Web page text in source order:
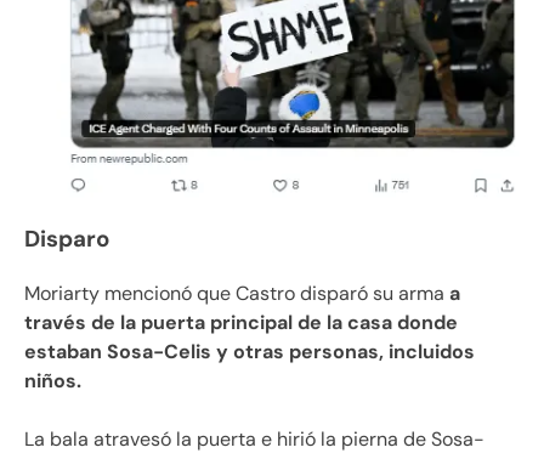
Disparo
Moriarty mencionó que Castro disparó su arma a
través de la puerta principal de la casa donde
estaban Sosa-Celis y otras personas, incluidos
niños.
La bala atravesó la puerta e hirió la pierna de Sosa-